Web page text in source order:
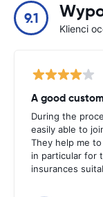
9.1
Klienci
A good
During the
easily able to
They help me
in particular for
insurances